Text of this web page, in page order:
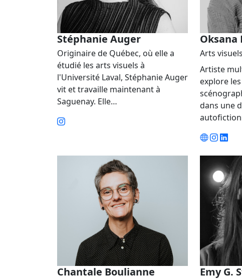
Stéphanie Auger
Originaire de Québec, où elle a
étudié les arts visuels à
l'Université Laval, Stéphanie Auger
vit et travaille maintenant à
Saguenay. Elle…
Oksana
Arts visuels
Artiste
explore
dans une
Chantale Boulianne Emy G.